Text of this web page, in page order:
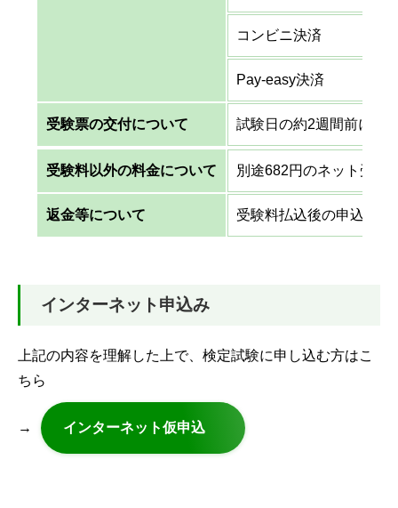
コンビニ決済
Pay-easy決済
受験票の交付について 試験日の約2週間前に受
受験料以外の料金について 別途682円のネット受付
返金等について 受験料払込後の申込取
インターネット申込み
上記の内容を理解した上で、検定試験に申し込む方はこ
ちら
→